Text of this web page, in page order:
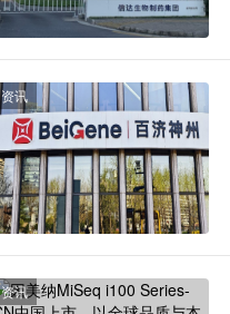
资讯
资讯